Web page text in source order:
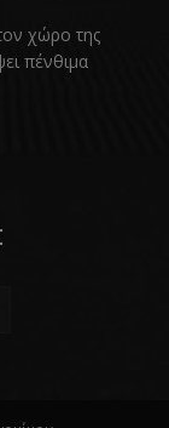
χώρο της
πένθιμα